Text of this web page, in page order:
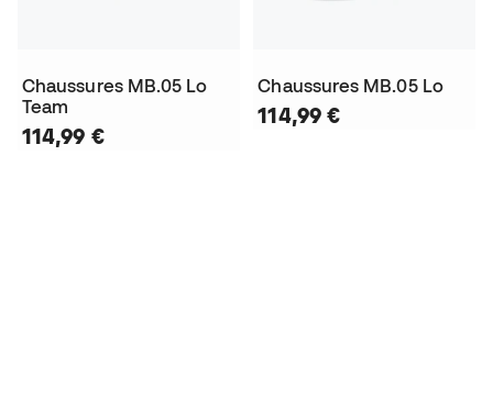
Chaussures MB.05 Lo
Team
114,99 €
Chaussures MB.05 Lo
114,99 €